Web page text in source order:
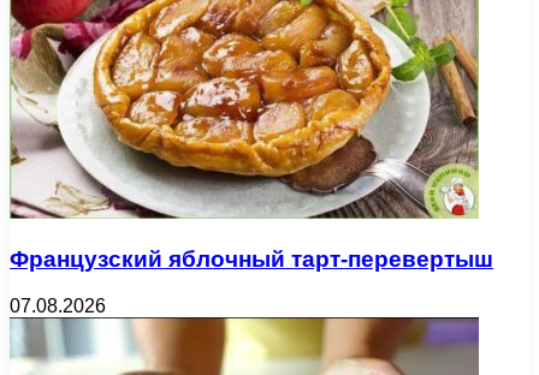
Французский яблочный тарт-перевертыш
07.08.2026